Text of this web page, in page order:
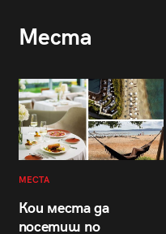
Места
МЕСТА
Кои места да
посетиш по